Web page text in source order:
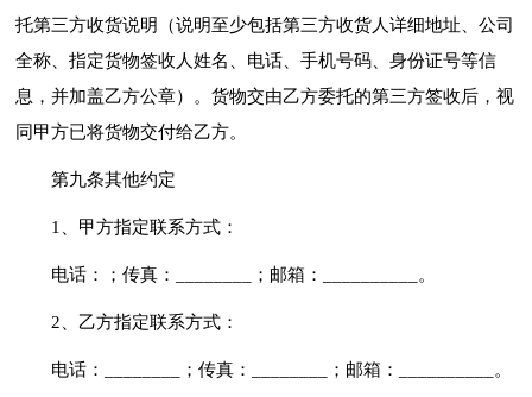
托第三方收货说明（说明至少包括第三方收货人详细地址、公司
全称、指定货物签收人姓名、电话、手机号码、身份证号等信
息，并加盖乙方公章）。货物交由乙方委托的第三方签收后，视
同甲方已将货物交付给乙方。
第九条其他约定
1、甲方指定联系方式：
电话：；传真：________；邮箱：__________。
2、乙方指定联系方式：
电话：________；传真：________；邮箱：__________。